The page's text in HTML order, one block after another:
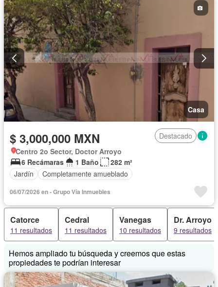
Casa
$ 3,000,000 MXN
Destacado
Centro 2o Sector, Doctor Arroyo
6 Recámaras
1 Baño
282 m²
Jardín
Completamente amueblado
06/07/2026 en - Grupo Vía Inmuebles
Catorce
11 resultados
Cedral
11 resultados
Vanegas
10 resultados
Dr. Arroyo
9 resultados
Hemos ampliado tu búsqueda y creemos que estas
propiedades te podrían interesar